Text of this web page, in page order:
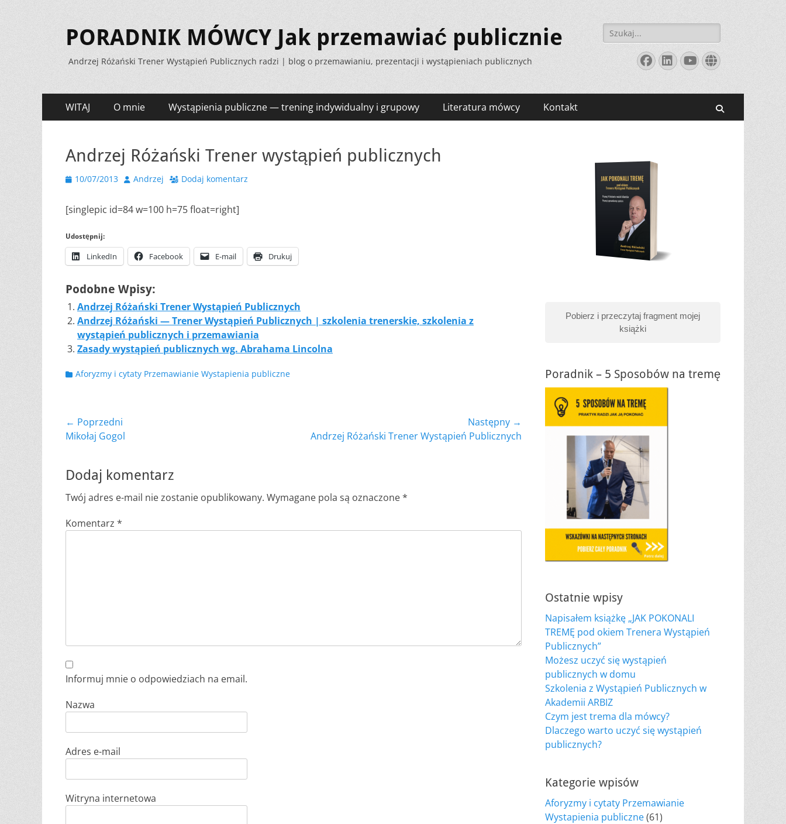
PORADNIK MÓWCY Jak przemawiać publicznie
Andrzej Różański Trener Wystąpień Publicznych radzi | blog o przemawianiu, prezentacji i wystąpieniach publicznych
Szukaj:
Facebook
LinkedIn
YouTube
Website
Menu
WITAJ O mnie Wystąpienia publiczne — trening indywidualny i grupowy Literatura mówcy Kontakt
Andrzej Różański Trener wystąpień publicznych
Opublikowano
10/07/2013 AutorAndrzej Dodaj komentarz
[singlepic id=84 w=100 h=75 float=right]
Udostępnij:
LinkedIn Facebook E-mail Drukuj
Podobne Wpisy:
Andrzej Różański Trener Wystąpień Publicznych
Andrzej Różański — Trener Wystąpień Publicznych | szkolenia trenerskie, szkolenia z
wystąpień publicznych i przemawiania
Zasady wystąpień publicznych wg. Abrahama Lincolna
Kategorii
Aforyzmy i cytaty Przemawianie Wystapienia publiczne
Nawigacja
wpisu
← Poprzedni
Poprzedni
Mikołaj Gogol
Następny →
Następny
Andrzej Różański Trener Wystąpień Publicznych
Dodaj komentarz
Twój adres e-mail nie zostanie opublikowany. Wymagane pola są oznaczone*
Komentarz *
Informuj mnie o odpowiedziach na email.
Nazwa
Adres e-mail
Witryna internetowa
Pobierz i przeczytaj fragment mojej
książki
Poradnik – 5 Sposobów na tremę
Ostatnie wpisy
Napisałem książkę „JAK POKONALI
TREMĘ pod okiem Trenera Wystąpień
Publicznych”
Możesz uczyć się wystąpień
publicznych w domu
Szkolenia z Wystąpień Publicznych w
Akademii ARBIZ
Czym jest trema dla mówcy?
Dlaczego warto uczyć się wystąpień
publicznych?
Kategorie wpisów
Aforyzmy i cytaty Przemawianie
Wystapienia publiczne(61)